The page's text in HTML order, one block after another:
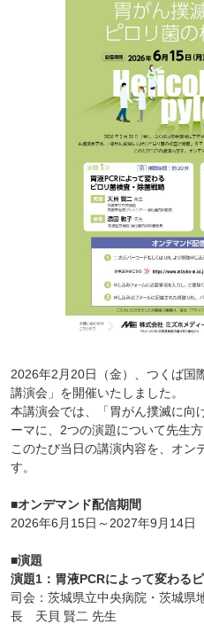
2026年2月20日（金）、つくば国
講演会」を開催いたしました。
本講演会では、「胃がん撲滅に向
ーマに、2つの演題について先生
このたび当日の講演内容を、オン
す。
■オンデマンド配信期間
2026年6月15日～2027年9月14日
■演題
演題1：胃液PCRによって変わる
司会：茨城県立中央病院・茨城県
長 天貝 賢二 先生